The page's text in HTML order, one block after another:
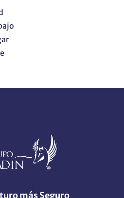
más Seguro